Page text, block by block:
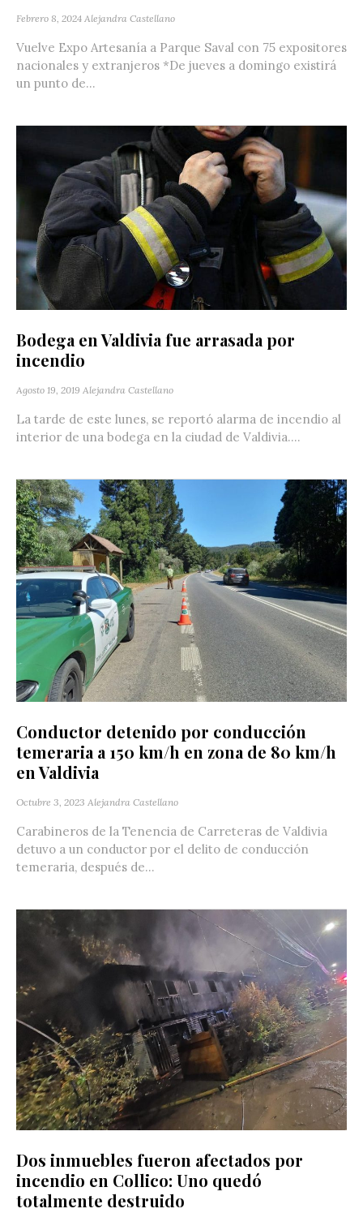
Febrero 8, 2024 Alejandra Castellano
Vuelve Expo Artesanía a Parque Saval con 75 expositores
nacionales y extranjeros *De jueves a domingo existirá
un punto de...
Bodega en Valdivia fue arrasada por
incendio
Agosto 19, 2019 Alejandra Castellano
La tarde de este lunes, se reportó alarma de incendio al
interior de una bodega en la ciudad de Valdivia....
Conductor detenido por conducción
temeraria a 150 km/h en zona de 80 km/h
en Valdivia
Octubre 3, 2023 Alejandra Castellano
Carabineros de la Tenencia de Carreteras de Valdivia
detuvo a un conductor por el delito de conducción
temeraria, después de...
Dos inmuebles fueron afectados por
incendio en Collico: Uno quedó
totalmente destruido